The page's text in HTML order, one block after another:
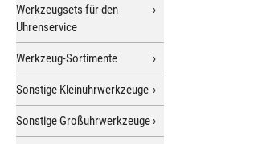
Werkzeugsets für den
Uhrenservice
Werkzeug-Sortimente
Sonstige Kleinuhrwerkzeuge
Sonstige Großuhrwerkzeuge